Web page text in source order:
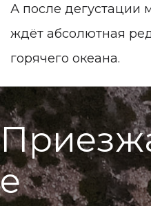
А после дегустации
ждёт абсолютная
горячего океана.
Приезж
е